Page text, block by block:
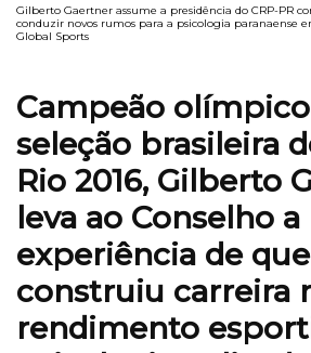
Gilberto Gaertner assume a presidência do CRP-PR
conduzir novos rumos para a psicologia paranaense
Global Sports
Campeão
seleção brasileira
Rio 2016, Gilberto
leva ao Conselho a
experiência de
construiu carreira
rendimento